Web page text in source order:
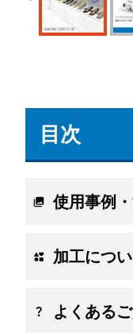
目次
使用事例
加工につ
よくある